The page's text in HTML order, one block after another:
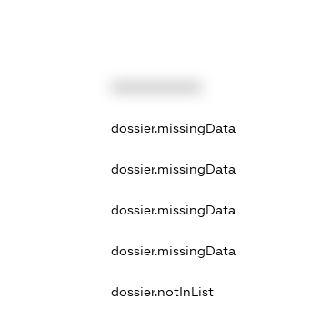
dossier.missingData
dossier.missingData
dossier.missingData
dossier.missingData
dossier.notInList